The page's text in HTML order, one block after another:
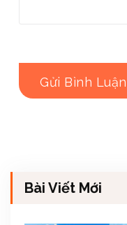
Bài Viết Mới